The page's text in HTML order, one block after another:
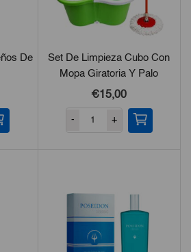
De
Set De Limpieza Cubo Con
Mopa Giratoria Y Palo
Incluido
€15,00
- +